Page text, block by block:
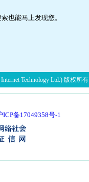
也能马上发现您。
Technology Ltd.) 版权所有
ICP备17049358号-1